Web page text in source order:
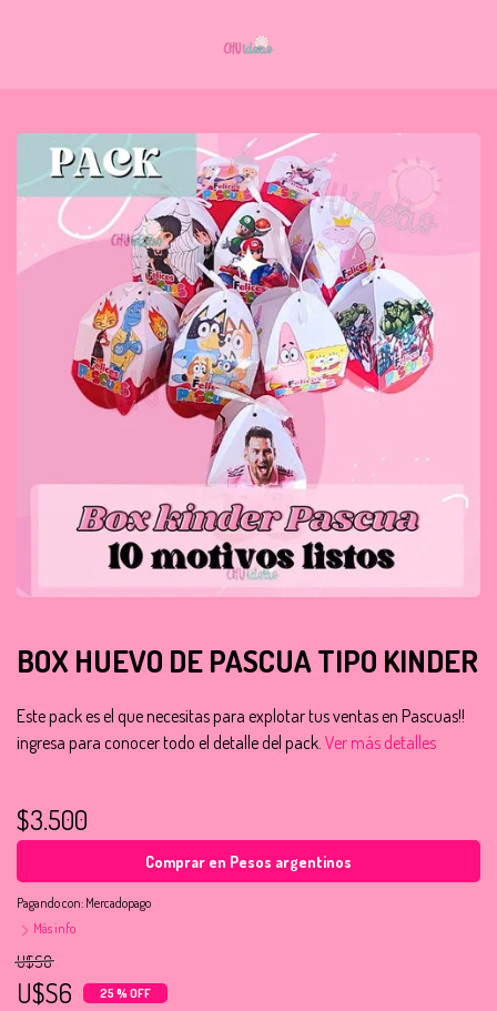
BOX HUEVO DE PASCUA TIPO KINDER
Este pack es el que necesitas para explotar tus ventas en Pascuas!!
ingresa para conocer todo el detalle del pack. Ver más detalles
$3.500
Comprar en Pesos argentinos
Pagando con: Mercadopago
Más info
U$S8
U$S6 25 % OFF